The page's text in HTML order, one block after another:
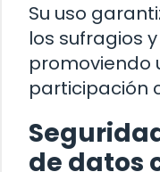
Su uso
los sufragios
promoviendo
participación
de datos